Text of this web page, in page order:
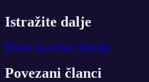
Istražite dalje
Deveta kucaZnak: Skorpija
Povezani članci